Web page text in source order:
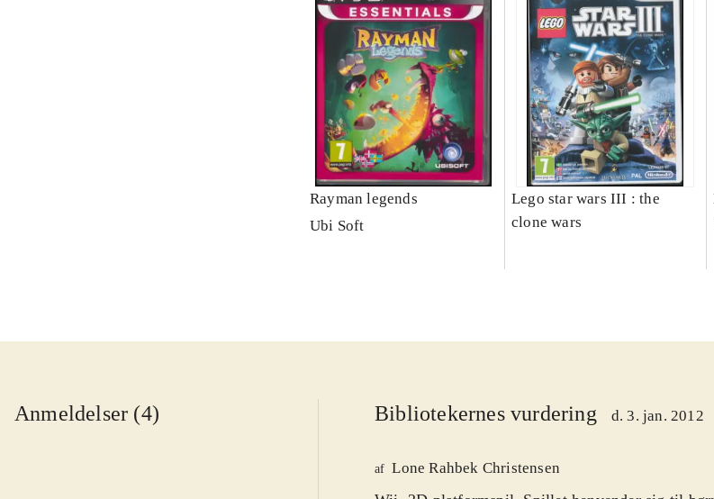
Rayman legends
Ubi Soft
Lego star wars III : the
clone wars
Anmeldelser (4) Bibliotekernes vurdering d. 3. jan. 2012
af Lone Rahbek Christensen